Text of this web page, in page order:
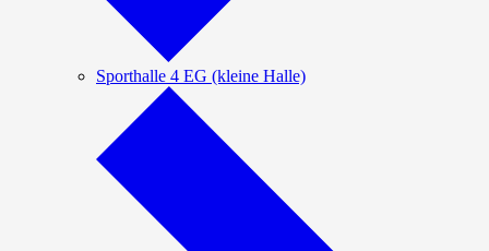
Sporthalle 4 EG (kleine Halle)